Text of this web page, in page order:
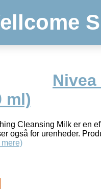
ml)
Cleansing Milk er en
også for urenheder.